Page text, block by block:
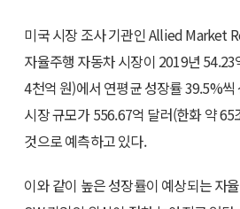
미국 시장 조사 기관인 Allied Market
자율주행 자동차 시장이 2019년 54.23
4천억 원)에서 연평균 성장률 39.5%
시장 규모가 556.67억 달러(한화 약 65
것으로 예측하고 있다.
이와 같이 높은 성장률이 예상되는 자